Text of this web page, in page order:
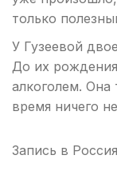
только
У Гузеевой
До их
алкоголем. Она
время ничего
Запись в Россия